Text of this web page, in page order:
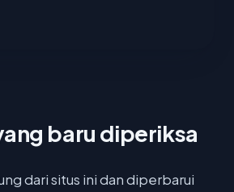
baru diperiksa
dari situs ini dan diperbarui